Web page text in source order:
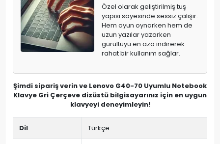
Özel olarak geliştirilmiş tuş
yapısı sayesinde sessiz çalışır.
Hem oyun oynarken hem de
uzun yazılar yazarken
gürültüyü en aza indirerek
rahat bir kullanım sağlar.
Şimdi sipariş verin ve Lenovo G40-70 Uyumlu Notebook
Klavye Gri Çerçeve dizüstü bilgisayarınız için en uygun
klavyeyi deneyimleyin!
Dil Türkçe